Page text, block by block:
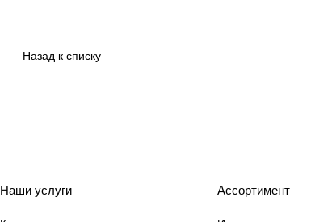
Назад к списку
Наши услуги Ассортимент